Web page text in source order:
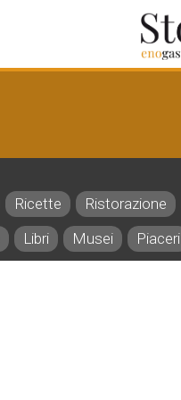
Ricette Ristorazione
Libri Musei Piaceri